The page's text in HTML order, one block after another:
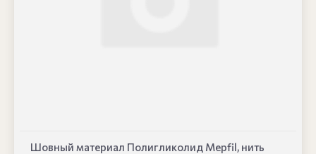
Шовный материал Полигликолид Mepfil, нить